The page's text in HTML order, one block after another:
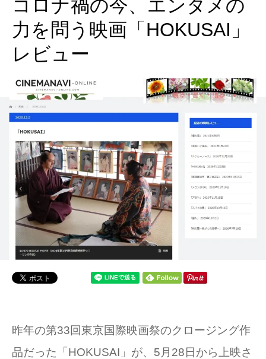
コロナ禍の今、エンタメの
力を問う映画「HOKUSAI」
レビュー
昨年の第33回東京国際映画祭のクロージング作
品だった「HOKUSAI」が、5月28日から上映さ